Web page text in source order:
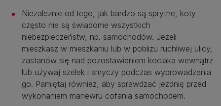
Niezależnie od tego, jak bardzo są sprytne, koty
często nie są świadome wszystkich
niebezpieczeństw, np. samochodów. Jeżeli
mieszkasz w mieszkaniu lub w pobliżu ruchliwej ulicy,
zastanów się nad pozostawieniem kociaka wewnątrz
lub używaj szelek i smyczy podczas wyprowadzenia
go. Pamiętaj również, aby sprawdzać jezdnię przed
wykonaniem manewru cofania samochodem.